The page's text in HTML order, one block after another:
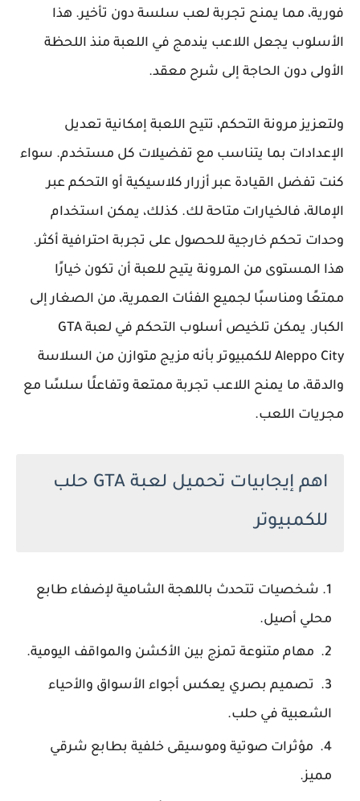
فورية، مما يمنح تجربة لعب سلسة دون تأخير. هذا
الأسلوب يجعل اللاعب يندمج في اللعبة منذ اللحظة
الأولى دون الحاجة إلى شرح معقد.
ولتعزيز مرونة التحكم، تتيح اللعبة إمكانية تعديل
الإعدادات بما يتناسب مع تفضيلات كل مستخدم. سواء
كنت تفضل القيادة عبر أزرار كلاسيكية أو التحكم عبر
الإمالة، فالخيارات متاحة لك. كذلك، يمكن استخدام
وحدات تحكم خارجية للحصول على تجربة احترافية أكثر.
هذا المستوى من المرونة يتيح للعبة أن تكون خيارًا
ممتعًا ومناسبًا لجميع الفئات العمرية، من الصغار إلى
الكبار. يمكن تلخيص أسلوب التحكم في لعبة GTA
Aleppo City للكمبيوتر بأنه مزيج متوازن من السلاسة
والدقة، ما يمنح اللاعب تجربة ممتعة وتفاعلًا سلسًا مع
مجريات اللعب.
اهم إيجابيات تحميل لعبة GTA حلب
للكمبيوتر
شخصيات تتحدث باللهجة الشامية لإضفاء طابع
محلي أصيل.
مهام متنوعة تمزج بين الأكشن والمواقف اليومية.
تصميم بصري يعكس أجواء الأسواق والأحياء
الشعبية في حلب.
مؤثرات صوتية وموسيقى خلفية بطابع شرقي
مميز.